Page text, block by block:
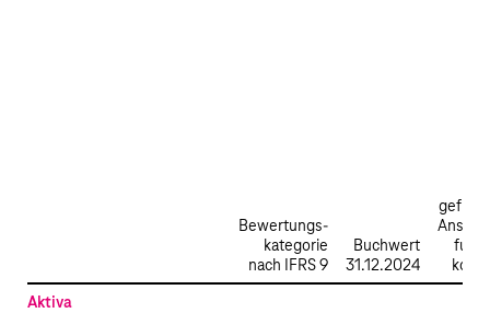
Bewertungs­
kategorie
nach IFRS 9
Buchwert
31.12.2024
Aktiva